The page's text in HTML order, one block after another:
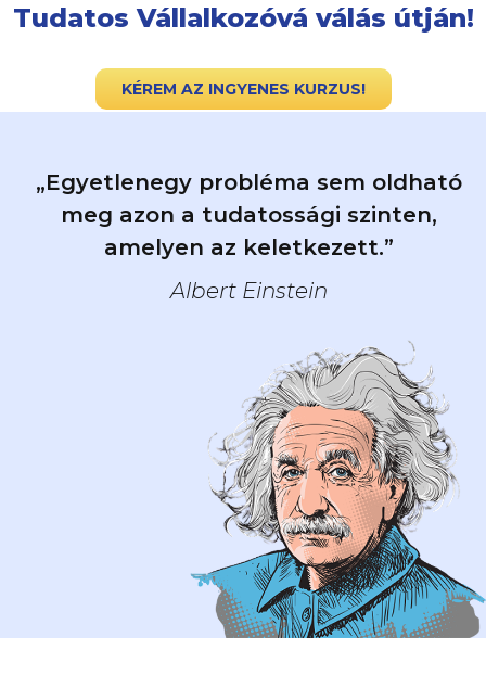
Tudatos Vállalkozóvá válás útján!
KÉREM AZ INGYENES KURZUS!
„Egyetlenegy probléma sem oldható
meg azon a tudatossági szinten,
amelyen az keletkezett.”
Albert Einstein